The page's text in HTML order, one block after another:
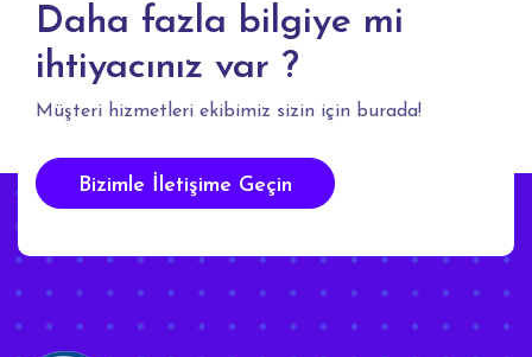
Daha fazla bilgiye mi
ihtiyacınız var ?
Müşteri hizmetleri ekibimiz sizin için burada!
Bizimle İletişime Geçin